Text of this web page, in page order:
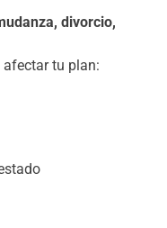
divorcio,
tu plan: